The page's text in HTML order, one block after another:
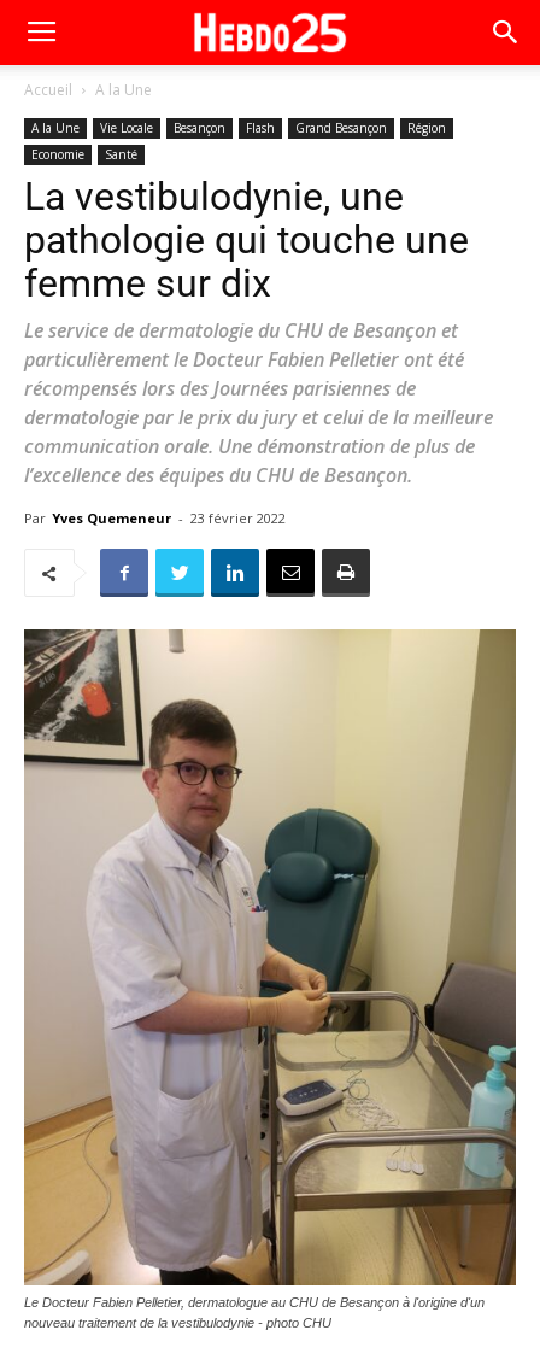
Accueil A la Une
A la Une Vie Locale Besançon Flash Grand Besançon
Région
Economie
Santé
La vestibulodynie, une
pathologie qui touche une
femme sur dix
Le service de dermatologie du CHU de Besançon et
particulièrement le Docteur Fabien Pelletier ont été
récompensés lors des Journées parisiennes de
dermatologie par le prix du jury et celui de la meilleure
communication orale. Une démonstration de plus de
l’excellence des équipes du CHU de Besançon.
Par Yves Quemeneur - 23 février 2022
Le Docteur Fabien Pelletier, dermatologue au CHU de Besançon à l'origine d'un
nouveau traitement de la vestibulodynie - photo CHU